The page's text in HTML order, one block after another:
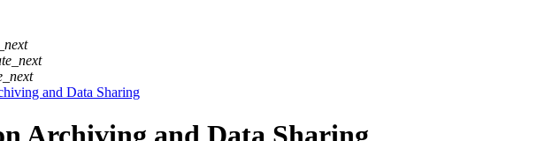
and Data Sharing